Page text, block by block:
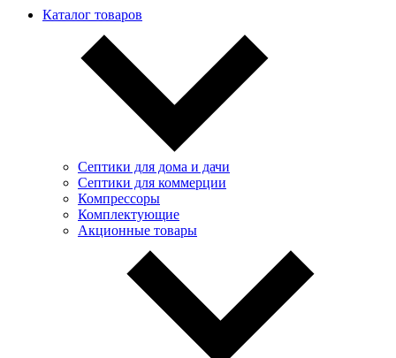
Каталог товаров
Септики для дома и дачи
Септики для коммерции
Компрессоры
Комплектующие
Акционные товары